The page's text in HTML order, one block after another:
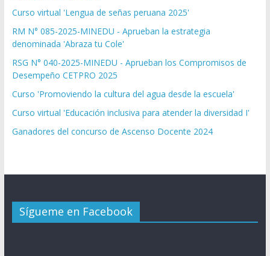
Curso virtual 'Lengua de señas peruana 2025'
RM N° 085-2025-MINEDU - Aprueban la estrategia
denominada 'Abraza tu Cole'
RSG N° 040-2025-MINEDU - Aprueban los Compromisos de
Desempeño CETPRO 2025
Curso 'Promoviendo la cultura del agua desde la escuela'
Curso virtual 'Educación inclusiva para atender la diversidad I'
Ganadores del concurso de Ascenso Docente 2024
Sígueme en Facebook